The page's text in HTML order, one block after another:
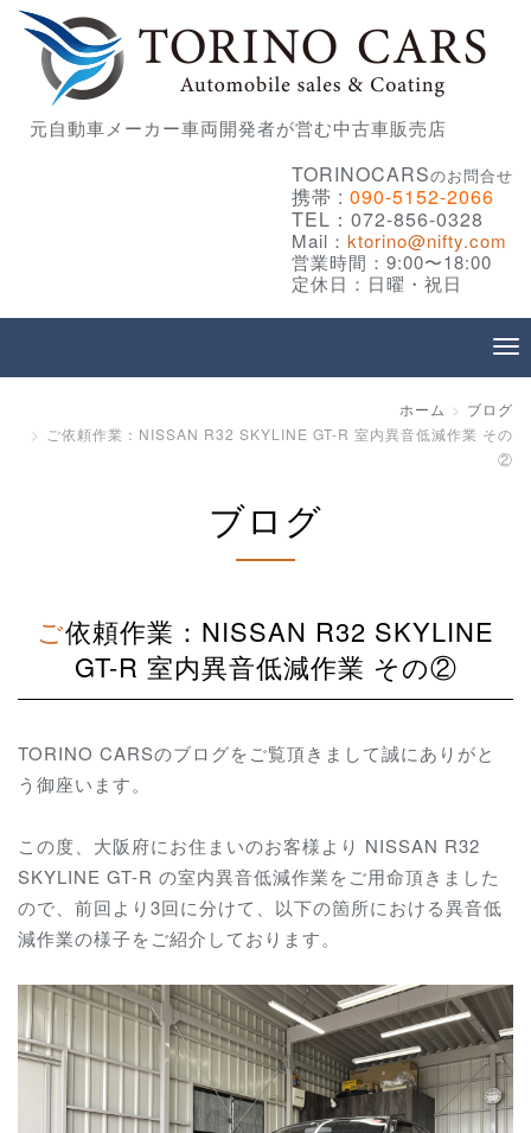
元自動車メーカー車両開発者が営む中古車販売店
TORINOCARSのお問合せ
携帯 : 090-5152-2066
TEL：072-856-0328
Mail： ktorino@nifty.com
営業時間：9:00〜18:00
定休日：日曜・祝日
ホーム
ブログ
ご依頼作業：NISSAN R32 SKYLINE GT-R 室内異音低減作業 その
②
ブログ
ご依頼作業：NISSAN R32 SKYLINE
GT-R 室内異音低減作業 その②
TORINO CARSのブログをご覧頂きまして誠にありがと
う御座います。
この度、大阪府にお住まいのお客様より NISSAN R32
SKYLINE GT-R の室内異音低減作業をご用命頂きました
ので、前回より3回に分けて、以下の箇所における異音低
減作業の様子をご紹介しております。